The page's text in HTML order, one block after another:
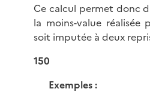
Ce calcul permet donc
la moins-value
soit imputée à deux
150
Exemples :